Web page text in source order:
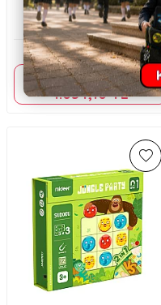
Mideer
Mideer Zeka Oyunu Kitabı:
Yapıştırma Etkinlikleri 3. Seviye
Md3371
1.149,00TL
Sepette %10 indirim
1.034,10TL